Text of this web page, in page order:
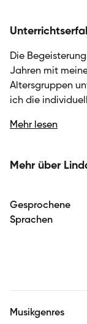
Gesangs
verwirklichen.
Die
Jahren mit
Altersgruppen
ich die
Entfaltung der
methodische
ist mir die
meine
Mehr lesen
Mehr über
Gesprochene
Sprachen
Musikgenres